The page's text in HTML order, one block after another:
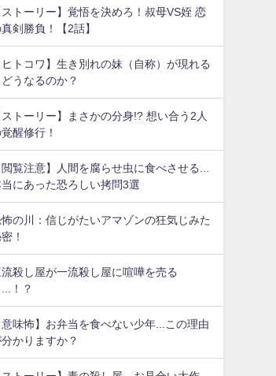
ストーリー】覚悟を決めろ！叔母VS姪 恋
剣勝負！【2話】
ヒトコワ】生き別れの妹（自称）が現れる
どうなるのか？
ストーリー】まさかの分身!? 想い合う2人
醒修行！
閲覧注意】人間を腐らせ虫に食べさせる...
にあった恐ろしい拷問3選
の川：信じがたいアマゾンの狂気じみた
！
流殺し屋が一流殺し屋に喧嘩を売る
...！？
意味怖】お弁当を食べない少年...この理由
かりますか？